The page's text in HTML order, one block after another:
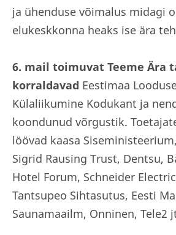
ja ühenduse võimalus midagi
elukeskkonna heaks ise ära
6. mail toimuvat Teeme Ära
korraldavad Eestimaa
Külaliikumine Kodukant ja
koondunud võrgustik.
löövad kaasa
Sigrid Rausing Trust, Dentsu,
Hotel Forum, Schneider
Tantsupeo Sihtasutus, Eesti
Saunamaailm, Onninen, Tele2